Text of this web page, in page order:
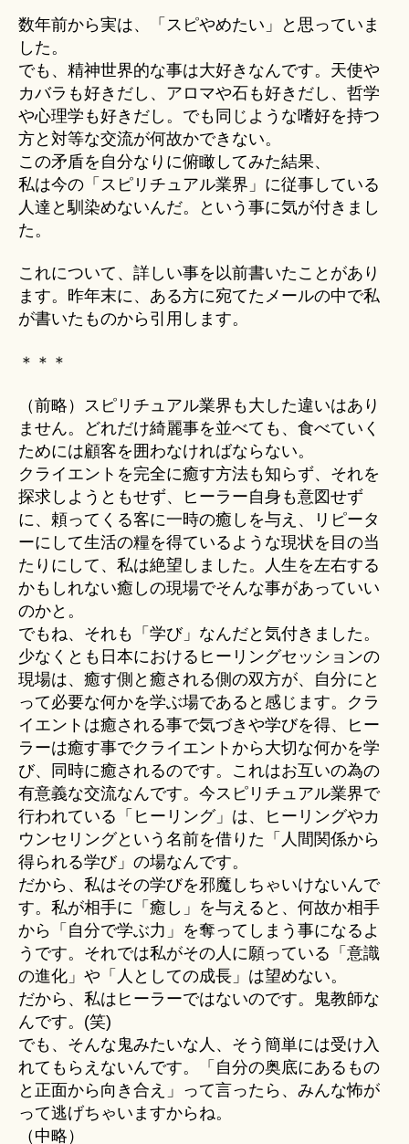
数年前から実は、「スピやめたい」と思っていま
した。
でも、精神世界的な事は大好きなんです。天使や
カバラも好きだし、アロマや石も好きだし、哲学
や心理学も好きだし。でも同じような嗜好を持つ
方と対等な交流が何故かできない。
この矛盾を自分なりに俯瞰してみた結果、
私は今の「スピリチュアル業界」に従事している
人達と馴染めないんだ。という事に気が付きまし
た。
これについて、詳しい事を以前書いたことがあり
ます。昨年末に、ある方に宛てたメールの中で私
が書いたものから引用します。
＊＊＊
（前略）スピリチュアル業界も大した違いはあり
ません。どれだけ綺麗事を並べても、食べていく
ためには顧客を囲わなければならない。
クライエントを完全に癒す方法も知らず、それを
探求しようともせず、ヒーラー自身も意図せず
に、頼ってくる客に一時の癒しを与え、リピータ
ーにして生活の糧を得ているような現状を目の当
たりにして、私は絶望しました。人生を左右する
かもしれない癒しの現場でそんな事があっていい
のかと。
でもね、それも「学び」なんだと気付きました。
少なくとも日本におけるヒーリングセッションの
現場は、癒す側と癒される側の双方が、自分にと
って必要な何かを学ぶ場であると感じます。クラ
イエントは癒される事で気づきや学びを得、ヒー
ラーは癒す事でクライエントから大切な何かを学
び、同時に癒されるのです。これはお互いの為の
有意義な交流なんです。今スピリチュアル業界で
行われている「ヒーリング」は、ヒーリングやカ
ウンセリングという名前を借りた「人間関係から
得られる学び」の場なんです。
だから、私はその学びを邪魔しちゃいけないんで
す。私が相手に「癒し」を与えると、何故か相手
から「自分で学ぶ力」を奪ってしまう事になるよ
うです。それでは私がその人に願っている「意識
の進化」や「人としての成長」は望めない。
だから、私はヒーラーではないのです。鬼教師な
んです。(笑)
でも、そんな鬼みたいな人、そう簡単には受け入
れてもらえないんです。「自分の奥底にあるもの
と正面から向き合え」って言ったら、みんな怖が
って逃げちゃいますからね。
（中略）